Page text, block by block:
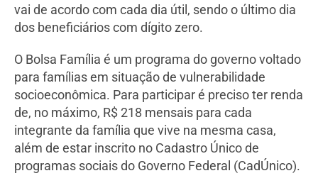
vai de acordo com cada dia útil, sendo o último dia
dos beneficiários com dígito zero.
O Bolsa Família é um programa do governo voltado
para famílias em situação de vulnerabilidade
socioeconômica. Para participar é preciso ter renda
de, no máximo, R$ 218 mensais para cada
integrante da família que vive na mesma casa,
além de estar inscrito no Cadastro Único de
programas sociais do Governo Federal (CadÚnico).